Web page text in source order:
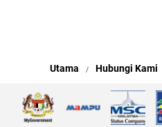
Utama Hubungi Kami